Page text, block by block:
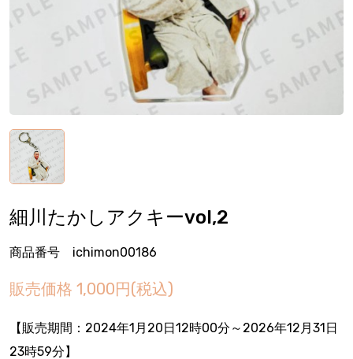
細川たかしアクキーvol,2
商品番号 ichimon00186
販売価格 1,000円(税込)
【販売期間： 2024年1月20日12時00分 ～2026年12月31日
23時59分】